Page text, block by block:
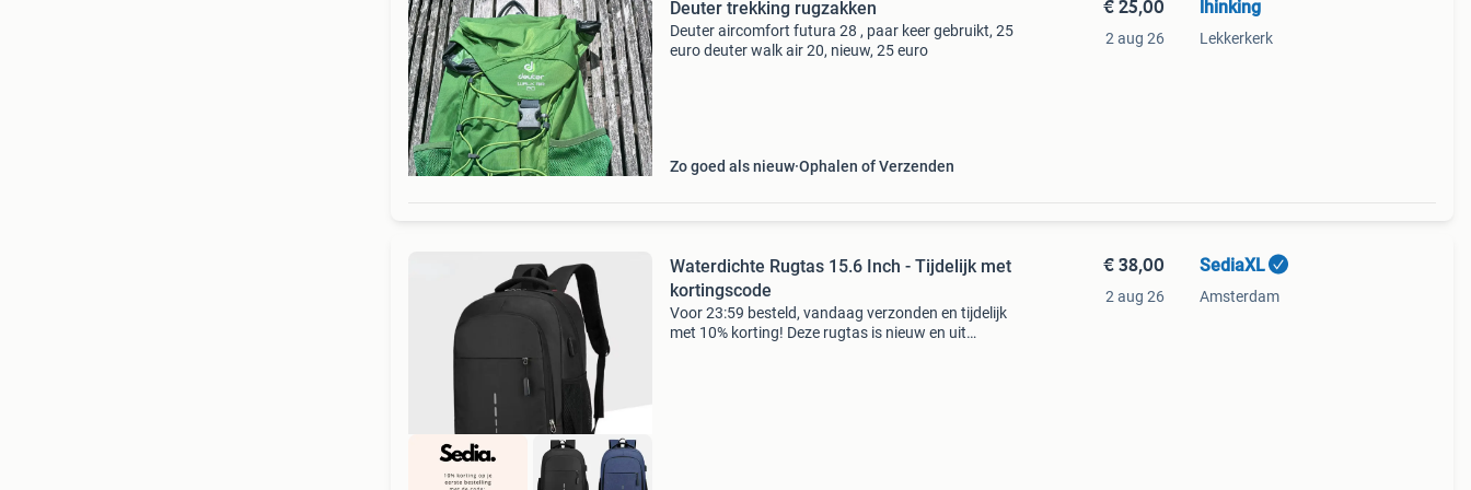
Deuter trekking rugzakken
Deuter aircomfort futura 28 , paar keer gebruikt, 25
euro deuter walk air 20, nieuw, 25 euro
Zo goed als nieuw Ophalen of Verzenden
€ 25,00
2 aug 26
lhinking
Lekkerkerk
Waterdichte Rugtas 15.6 Inch - Tijdelijk met
kortingscode
Voor 23:59 besteld, vandaag verzonden en tijdelijk
met 10% korting! Deze rugtas is nieuw en uit
€ 38,00
2 aug 26
SediaXL
Amsterdam